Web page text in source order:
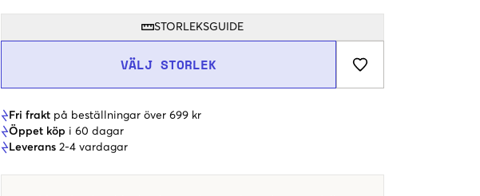
STORLEKSGUIDE
VÄLJ STORLEK
Fri frakt på beställningar över 699 kr
Öppet köp i 60 dagar
Leverans 2-4 vardagar